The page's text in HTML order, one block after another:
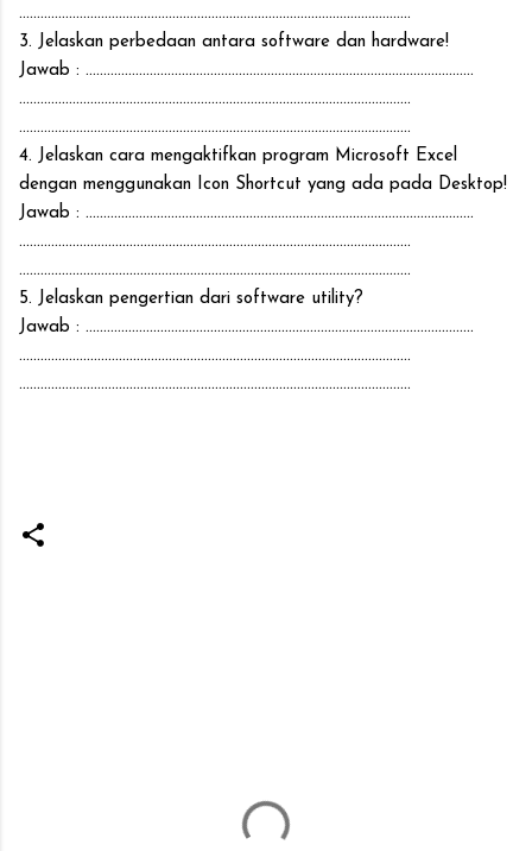
..............................................................................................................
3. Jelaskan perbedaan antara software dan hardware!
Jawab : .............................................................................................................
..............................................................................................................
..............................................................................................................
4. Jelaskan cara mengaktifkan program Microsoft Excel
dengan menggunakan Icon Shortcut yang ada pada Desktop!
Jawab : .............................................................................................................
..............................................................................................................
..............................................................................................................
5. Jelaskan pengertian dari software utility?
Jawab : .............................................................................................................
..............................................................................................................
..............................................................................................................